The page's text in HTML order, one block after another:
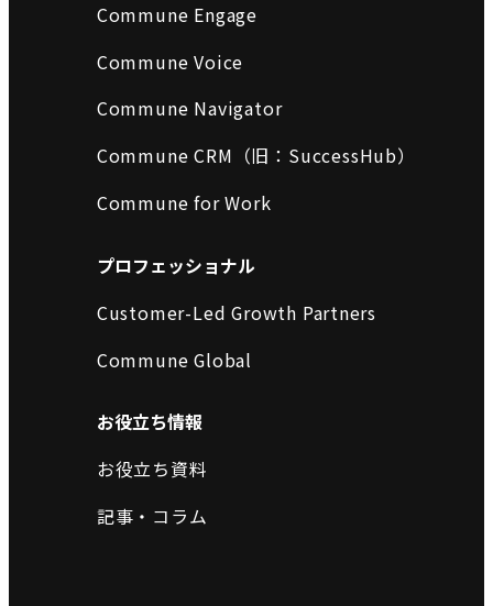
Commune Engage
Commune Voice
Commune Navigator
Commune CRM（旧：SuccessHub）
Commune for Work
プロフェッショナル
Customer-Led Growth Partners
Commune Global
お役立ち情報
お役立ち資料
記事・コラム